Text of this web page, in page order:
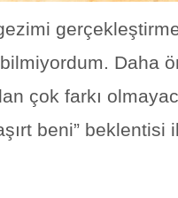
Daha
çok farkı
beni”